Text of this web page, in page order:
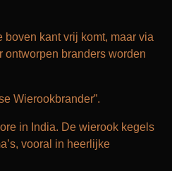
kant vrij komt, maar via
ontworpen branders worden
Wierookbrander”.
in India. De wierook kegels
vooral in heerlijke